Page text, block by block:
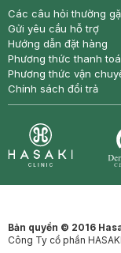
Các câu hỏi thường
Gửi yêu cầu hỗ trợ
Hướng dẫn đặt hàng
Phương thức thanh
Phương thức vận
Chính sách đổi trả
Bản quyền © 2016
Công Ty cổ phần